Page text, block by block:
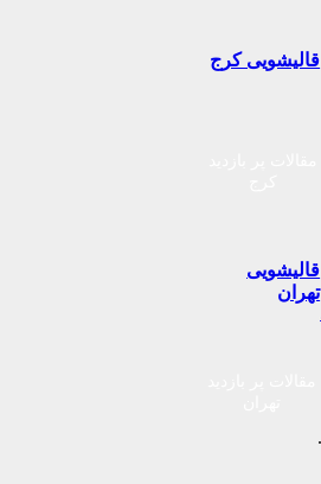
قالیشویی کرج
قالیشویی
تهران